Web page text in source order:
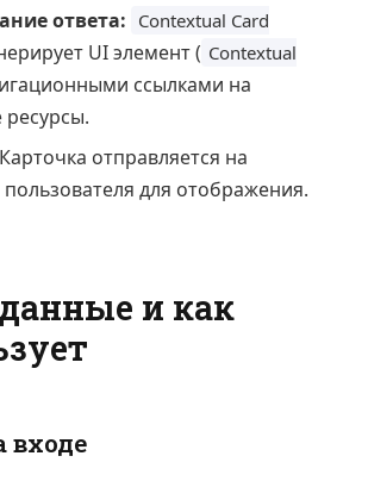
ответа: Contextual Card
UI элемент ( Contextual
ссылками на
Карточка отправляется на
пользователя для отображения.
и как
входе